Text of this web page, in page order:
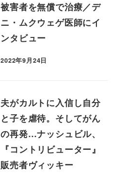
被害者を無償で治療／デ
ニ・ムクウェゲ医師にイ
ンタビュー
2022年9月24日
夫がカルトに入信し自分
と子を虐待。そしてがん
の再発…ナッシュビル、
『コントリビューター』
販売者ヴィッキー